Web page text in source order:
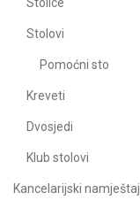
Stolovi
Pomoćni sto
Kreveti
Dvosjedi
Klub stolovi
Kancelarijski namještaj